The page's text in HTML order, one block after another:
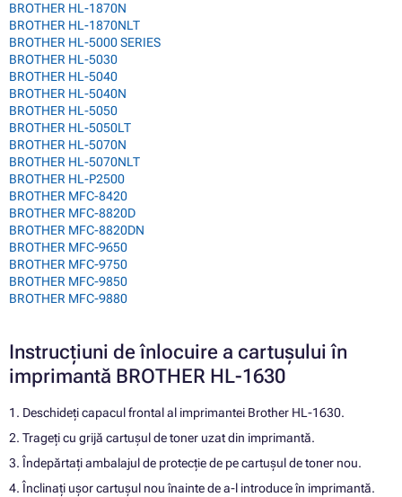
BROTHER HL-1870N
BROTHER HL-1870NLT
BROTHER HL-5000 SERIES
BROTHER HL-5030
BROTHER HL-5040
BROTHER HL-5040N
BROTHER HL-5050
BROTHER HL-5050LT
BROTHER HL-5070N
BROTHER HL-5070NLT
BROTHER HL-P2500
BROTHER MFC-8420
BROTHER MFC-8820D
BROTHER MFC-8820DN
BROTHER MFC-9650
BROTHER MFC-9750
BROTHER MFC-9850
BROTHER MFC-9880
Instrucțiuni de înlocuire a cartușului în
imprimantă BROTHER HL-1630
1. Deschideți capacul frontal al imprimantei Brother HL-1630.
2. Trageți cu grijă cartușul de toner uzat din imprimantă.
3. Îndepărtați ambalajul de protecție de pe cartușul de toner nou.
4. Înclinați ușor cartușul nou înainte de a-l introduce în imprimantă.